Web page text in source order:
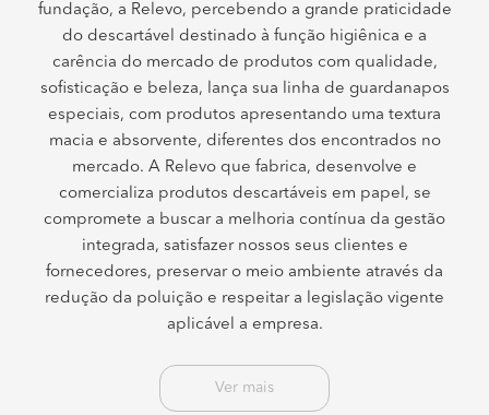
fundação, a Relevo, percebendo a grande praticidade
do descartável destinado à função higiênica e a
carência do mercado de produtos com qualidade,
sofisticação e beleza, lança sua linha de guardanapos
especiais, com produtos apresentando uma textura
macia e absorvente, diferentes dos encontrados no
mercado. A Relevo que fabrica, desenvolve e
comercializa produtos descartáveis em papel, se
compromete a buscar a melhoria contínua da gestão
integrada, satisfazer nossos seus clientes e
fornecedores, preservar o meio ambiente através da
redução da poluição e respeitar a legislação vigente
aplicável a empresa.
Ver mais